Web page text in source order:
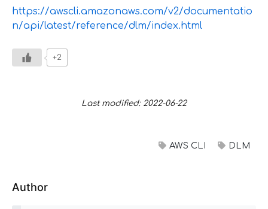
https://awscli.amazonaws.com/v2/documentatio
n/api/latest/reference/dlm/index.html
+2
Last modified: 2022-06-22
AWS CLI DLM
Author